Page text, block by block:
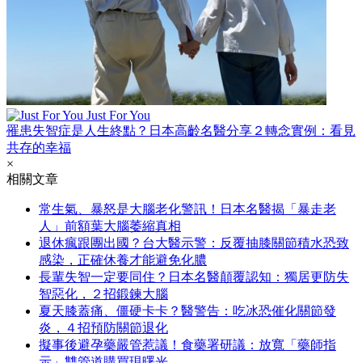
Just For You
罹患失智症是人生終點？日本高齡名醫分享２轉念實例：看見
共存的幸福
×
相關文章
常生氣、暴怒是大腦老化警訊！日本名醫揭「暴走老
人」前額葉大腦萎縮真相
退休瘋跟團出國？台大醫示警：反覆抽膝關節積水恐致
感染，正確休養才能避免化膿
長輩失智一定要同住？日本名醫顛覆認知：獨居更防失
智惡化，２招鍛鍊大腦
夏天膝蓋痛、僵硬卡卡？醫警告：吃冰恐催化關節發
炎，４招預防關節退化
擬事後避孕藥嚴管惹議！食藥署研議：放寬「藥師指